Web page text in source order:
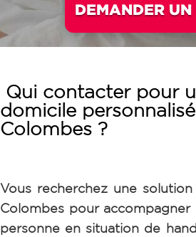
DEMANDER UN
Qui contacter pour
domicile
Colombes ?
Vous recherchez une solution
Colombes pour accompagner
personne en situation de